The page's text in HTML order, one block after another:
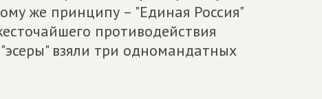
же принципу – "Единая Россия"
противодействия
взяли три одномандатных